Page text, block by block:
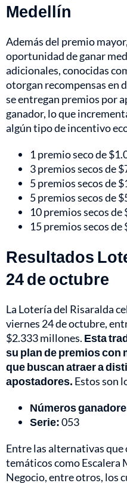
Medellín
Además del premio
oportunidad de ganar
adicionales, conocidas
otorgan recompensas en
se entregan premios por
ganador, lo que
algún tipo de incentivo
1 premio seco de
3 premios secos de
5 premios secos de
5 premios secos de
10 premios secos
15 premios secos
Resultados
24 de octubre
La Lotería del Risaralda
viernes 24 de octubre,
$2.333 millones. Esta
su plan de premios con
que buscan atraer a
apostadores. Estos son
Números
Serie:053
Entre las alternativas que
temáticos como Escalera
Negocio, entre otros, los